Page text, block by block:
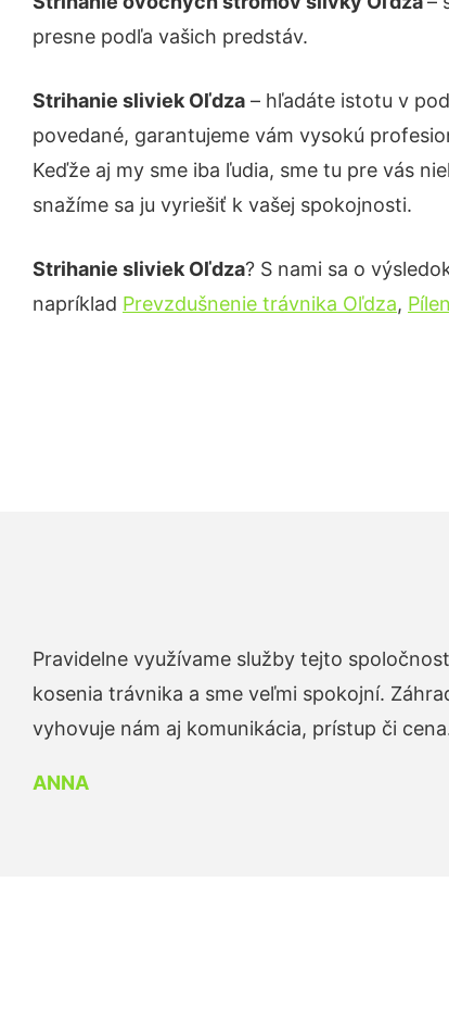
presne podľa vašich predstáv.
Strihanie sliviek Oľdza – hľadáte istotu v
povedané, garantujeme vám vysokú
Keďže aj my sme iba ľudia, sme tu pre vás
snažíme sa ju vyriešiť k vašej spokojnosti.
Strihanie sliviek Oľdza? S nami sa o
napríklad Prevzdušnenie trávnika Oľdza,
Pravidelne využívame služby tejto
kosenia trávnika a sme veľmi spokojní.
vyhovuje nám aj komunikácia, prístup či
ANNA